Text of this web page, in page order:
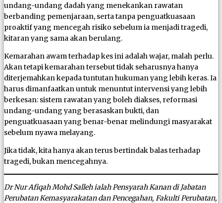
undang-undang dadah yang menekankan rawatan
berbanding pemenjaraan, serta tanpa penguatkuasaan
proaktif yang mencegah risiko sebelum ia menjadi tragedi,
kitaran yang sama akan berulang.
Kemarahan awam terhadap kes ini adalah wajar, malah perlu.
Akan tetapi kemarahan tersebut tidak seharusnya hanya
diterjemahkan kepada tuntutan hukuman yang lebih keras. Ia
harus dimanfaatkan untuk menuntut intervensi yang lebih
berkesan: sistem rawatan yang boleh diakses, reformasi
undang-undang yang berasaskan bukti, dan
penguatkuasaan yang benar-benar melindungi masyarakat
sebelum nyawa melayang.
Jika tidak, kita hanya akan terus bertindak balas terhadap
tragedi, bukan mencegahnya.
Dr Nur Afiqah Mohd Salleh ialah Pensyarah Kanan di Jabatan
Perubatan Kemasyarakatan dan Pencegahan, Fakulti Perubatan,